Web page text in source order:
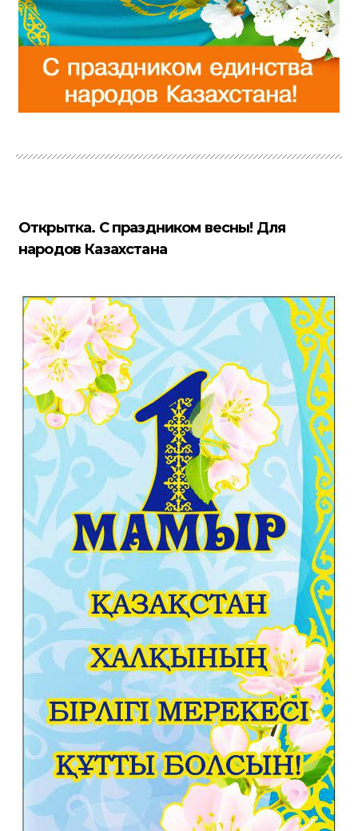
Открытка. С праздником весны! Для
народов Казахстана